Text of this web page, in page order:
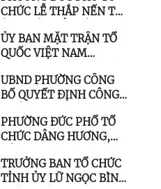
ĐOÀN KẾT CHO HỘ CẬN
NGHÈO
CHỨC LỄ THẮP NẾN TRI
NĂM NGÀY THƯƠNG
BINH LIỆT SĨ
ỦY BAN MẶT TRẬN TỔ
QUỐC VIỆT NAM
CHỨC HỘI NGHỊ LẦN
THỨ BA
UBND PHƯỜNG CÔNG
BỐ QUYẾT ĐỊNH CÔNG
CỬ TỔ TRƯỞNG TỔ DÂN
PHỐ, NHIỆM KỲ 2025 -
2030
PHƯỜNG ĐỨC PHỔ TỔ
CHỨC DÂNG HƯƠNG,
TƯỞNG NIỆM LIỆT SĨ
ĐỨC PHỔ
TRƯỞNG BAN TỔ CHỨC
TỈNH ỦY LỮ NGỌC BÌNH